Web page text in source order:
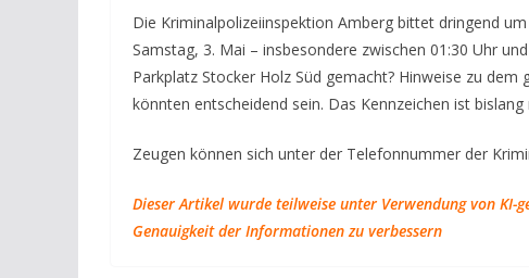
Die Kriminalpolizeiinspektion Amberg bittet dringend
Samstag, 3. Mai – insbesondere zwischen 01:30 Uhr
Parkplatz Stocker Holz Süd gemacht? Hinweise zu
könnten entscheidend sein. Das Kennzeichen ist bislang
Zeugen können sich unter der Telefonnummer der
Dieser Artikel wurde teilweise unter Verwendung von
Genauigkeit der Informationen zu verbessern